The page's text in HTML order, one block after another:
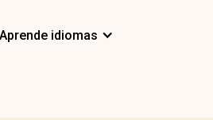
Aprende idiomas